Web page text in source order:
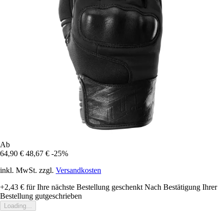
Ab
64,90 € 48,67 € -25%
inkl. MwSt. zzgl. Versandkosten
+2,43 € für Ihre nächste Bestellung geschenkt Nach Bestätigung Ihrer
Bestellung gutgeschrieben
Loading...